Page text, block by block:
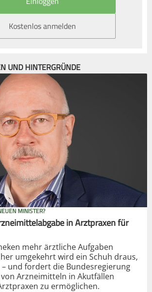
Kostenlos anmelden
UND HINTERGRÜNDE
MINISTER?
in Arztpraxen für
mehr ärztliche Aufgaben
umgekehrt wird ein Schuh draus,
– und fordert die Bundesregierung
Arzneimitteln in Akutfällen
zu ermöglichen.